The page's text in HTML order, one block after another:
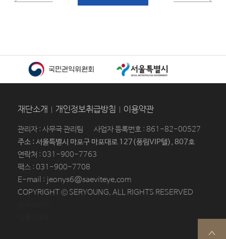
재단소개 개인정보취급방침 이용약관
관리자 : 사무국 관리팀
사업자 등록번호 : 861-82-00527
주소 : 서울특별시 마포구 마포대로 127(풍림VIP텔), 807호
연락처 : 031-900-7763
팩스 : 031-900-7708
E-mail : jeonys6@saeviteye.com
COPYRIGHT © SERYOUNG. ALL RIGHTS RESERVED